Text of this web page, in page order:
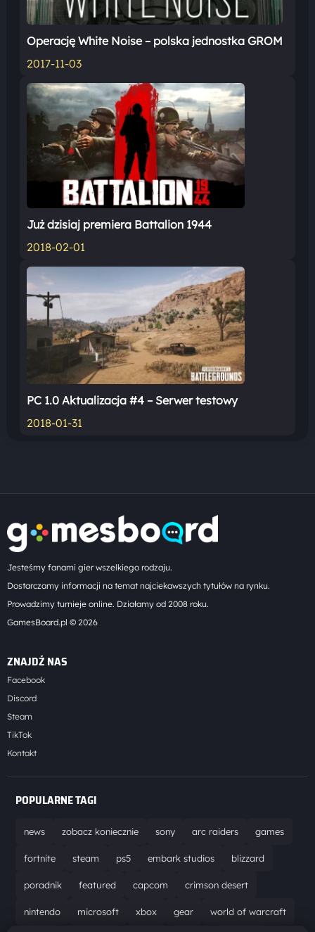
Operację White Noise – polska jednostka GROM
2017-11-03
Już dzisiaj premiera Battalion 1944
2018-02-01
PC 1.0 Aktualizacja #4 – Serwer testowy
2018-01-31
Jesteśmy fanami gier wszelkiego rodzaju.
Dostarczamy informacji na temat najciekawszych tytułów na rynku.
Prowadzimy turnieje online. Działamy od 2008 roku.
GamesBoard.pl © 2026
ZNAJDŹ NAS
Facebook
Discord
Steam
TikTok
Kontakt
POPULARNE TAGI
news zobacz koniecznie sony arc raiders games
fortnite steam ps5 embark studios blizzard
poradnik featured capcom crimson desert
nintendo microsoft xbox gear world of warcraft